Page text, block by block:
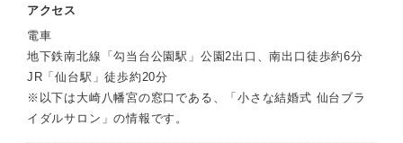
アクセス
電車
地下鉄南北線「勾当台公園駅」公園2出口、南出口徒歩約6分
JR「仙台駅」徒歩約20分
※以下は大崎八幡宮の窓口である、「小さな結婚式 仙台ブラ
イダルサロン」の情報です。